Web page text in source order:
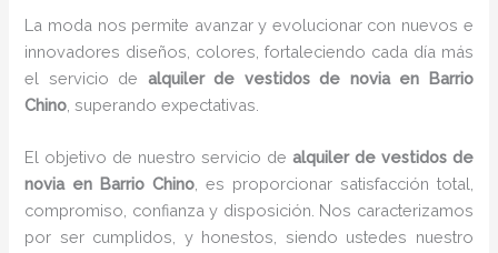
La moda nos permite avanzar y evolucionar con nuevos e
innovadores diseños, colores, fortaleciendo cada día más
el servicio de alquiler de vestidos de novia en Barrio
Chino , superando expectativas.
El objetivo de nuestro servicio de alquiler de vestidos de
novia en Barrio Chino, es proporcionar satisfacción total,
compromiso, confianza y disposición. Nos caracterizamos
por ser cumplidos, y honestos, siendo ustedes nuestro